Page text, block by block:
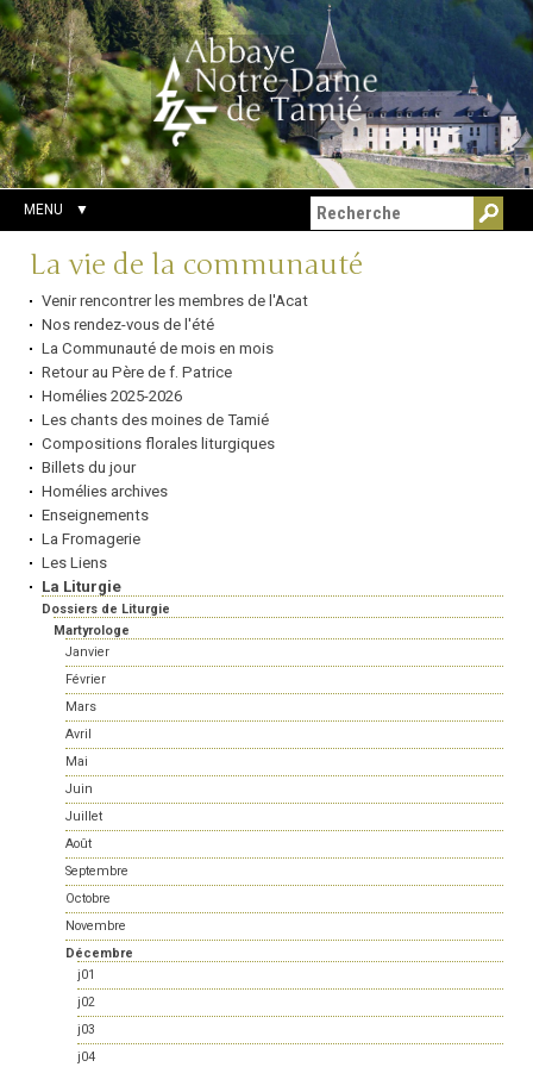
Aller
au
contenu.
|
Aller
à
la
navigation
Outils
personnels
Chercher par
Recherche
avancée…
MENU
Navigation
La vie de la communauté
Venir rencontrer les membres de l'Acat
Nos rendez-vous de l'été
La Communauté de mois en mois
Retour au Père de f. Patrice
Homélies 2025-2026
Les chants des moines de Tamié
Compositions florales liturgiques
Billets du jour
Homélies archives
Enseignements
La Fromagerie
Les Liens
La Liturgie
Dossiers de Liturgie
Martyrologe
Janvier
Février
Mars
Avril
Mai
Juin
Juillet
Août
Septembre
Octobre
Novembre
Décembre
j01
j02
j03
j04